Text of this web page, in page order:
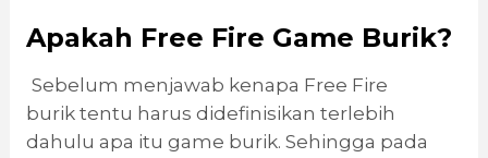
Apakah Free Fire Game Burik?
Sebelum menjawab kenapa Free Fire
burik tentu harus didefinisikan terlebih
dahulu apa itu game burik. Sehingga pada